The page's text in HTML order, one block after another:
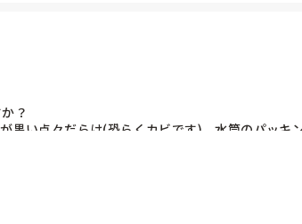
？
黒い点々だらけ(恐らくカビです)、水筒のパッ
園では行っていません。